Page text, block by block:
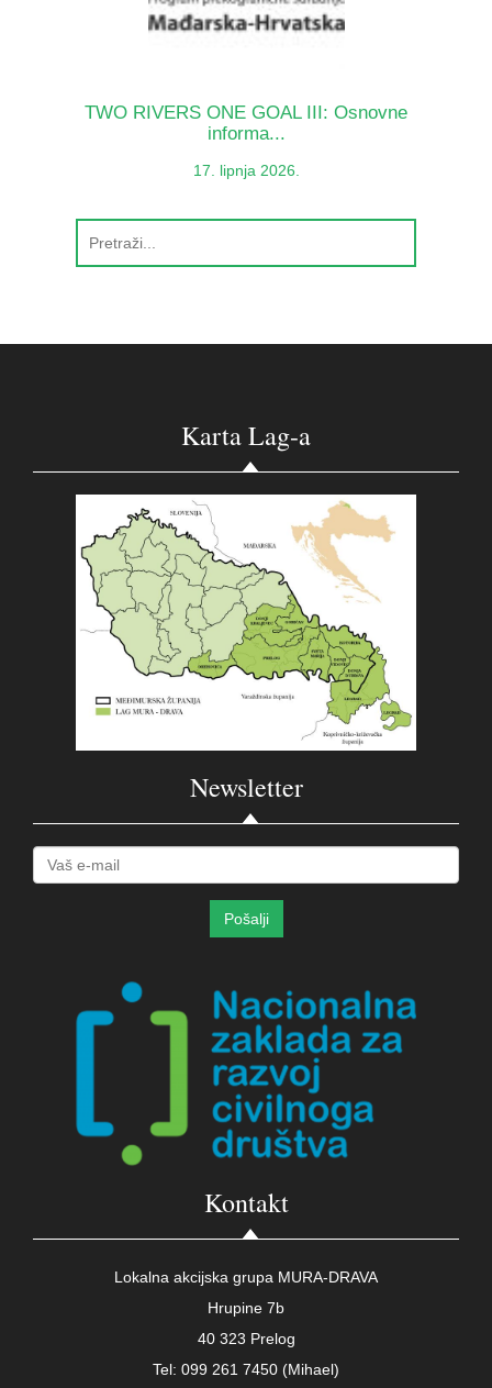
TWO RIVERS ONE GOAL III: Osnovne
informa...
17. lipnja 2026.
Karta Lag-a
Newsletter
Kontakt
Lokalna akcijska grupa MURA-DRAVA
Hrupine 7b
40 323 Prelog
Tel: 099 261 7450 (Mihael)